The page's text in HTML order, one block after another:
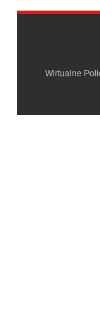
Wirtualne